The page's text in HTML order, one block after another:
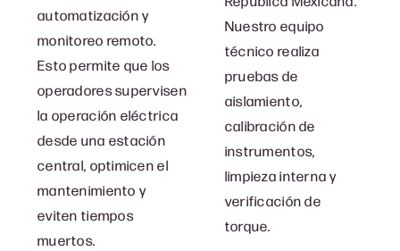
automatización y
monitoreo remoto.
Esto permite que los
operadores supervisen
la operación eléctrica
desde una estación
central, optimicen el
mantenimiento y
eviten tiempos
muertos.
Nuestro equipo
técnico realiza
pruebas de
aislamiento,
calibración de
instrumentos,
limpieza interna y
verificación de
torque.